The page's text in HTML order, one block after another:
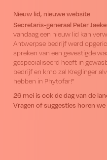
Nieuw lid, nieuwe website
Secretaris-generaal Peter
vandaag een nieuw lid kan
Antwerpse bedrijf werd
spreken van een gevestigde
gespecialiseerd heeft in
bedrijf en kmo zal Kreglinger
hebben in Phytofar!”
26 mei is ook de dag van de
Vragen of suggesties horen we